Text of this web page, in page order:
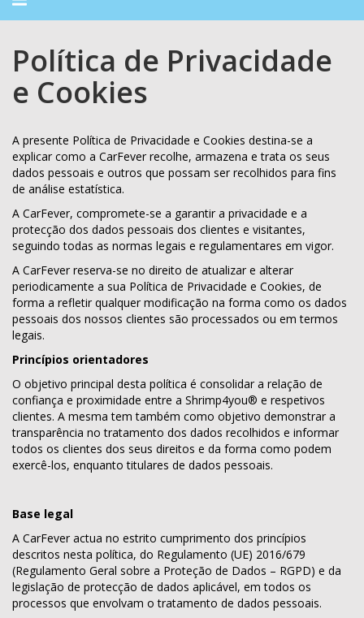
Política de Privacidade
e Cookies
A presente Política de Privacidade e Cookies destina-se a
explicar como a CarFever recolhe, armazena e trata os seus
dados pessoais e outros que possam ser recolhidos para fins
de análise estatística.
A CarFever, compromete-se a garantir a privacidade e a
protecção dos dados pessoais dos clientes e visitantes,
seguindo todas as normas legais e regulamentares em vigor.
A CarFever reserva-se no direito de atualizar e alterar
periodicamente a sua Política de Privacidade e Cookies, de
forma a refletir qualquer modificação na forma como os dados
pessoais dos nossos clientes são processados ou em termos
legais.
Princípios orientadores
O objetivo principal desta política é consolidar a relação de
confiança e proximidade entre a Shrimp4you® e respetivos
clientes. A mesma tem também como objetivo demonstrar a
transparência no tratamento dos dados recolhidos e informar
todos os clientes dos seus direitos e da forma como podem
exercê-los, enquanto titulares de dados pessoais.
Base legal
A CarFever actua no estrito cumprimento dos princípios
descritos nesta política, do Regulamento (UE) 2016/679
(Regulamento Geral sobre a Proteção de Dados – RGPD) e da
legislação de protecção de dados aplicável, em todos os
processos que envolvam o tratamento de dados pessoais.